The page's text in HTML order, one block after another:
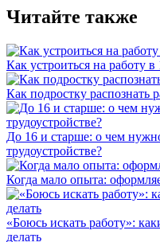
Читайте также
Как устроиться на работу в
Как подростку распознать
До 16 и старше: о чем
трудоустройстве?
Когда мало опыта:
«Боюсь искать работу»:
делать